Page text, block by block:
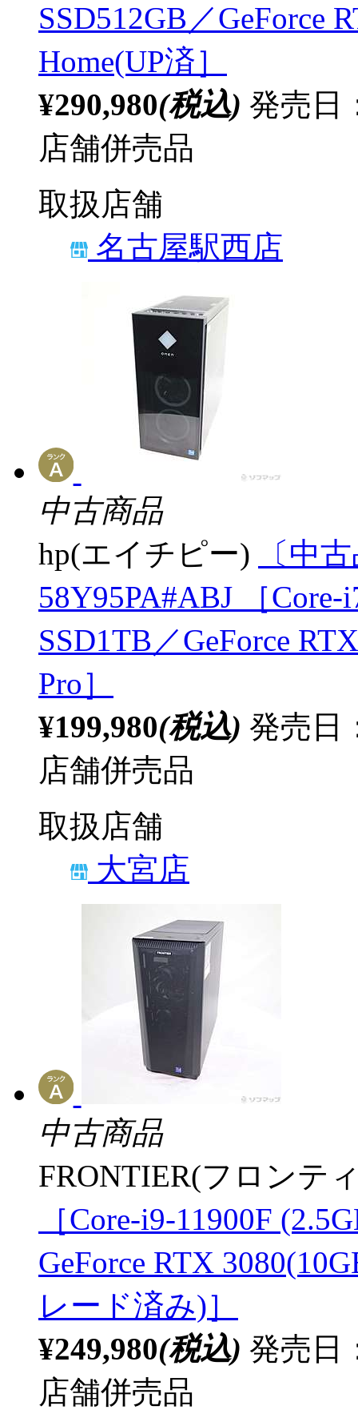
SSD512GB／GeForce
Home(UP済］
¥290,980(税込) 発売日
店舗併売品
取扱店舗
名古屋駅西店
中古商品
hp(エイチピー)
〔中
58Y95PA#ABJ ［
SSD1TB／GeForce
Pro］
¥199,980(税込) 発売日
店舗併売品
取扱店舗
大宮店
中古商品
FRONTIER(フロンテ
［Core-i9-11900F
GeForce RTX
レード済み)］
¥249,980(税込) 発売日
店舗併売品